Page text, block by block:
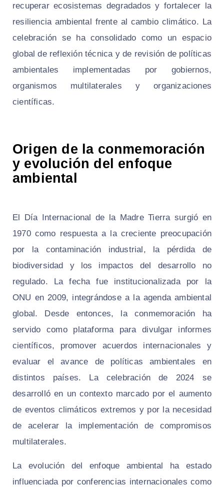
recuperar ecosistemas degradados y fortalecer la
resiliencia ambiental frente al cambio climático. La
celebración se ha consolidado como un espacio
global de reflexión técnica y de revisión de políticas
ambientales implementadas por gobiernos,
organismos multilaterales y organizaciones
científicas.
Origen de la conmemoración
y evolución del enfoque
ambiental
El Día Internacional de la Madre Tierra surgió en
1970 como respuesta a la creciente preocupación
por la contaminación industrial, la pérdida de
biodiversidad y los impactos del desarrollo no
regulado. La fecha fue institucionalizada por la
ONU en 2009, integrándose a la agenda ambiental
global. Desde entonces, la conmemoración ha
servido como plataforma para divulgar informes
científicos, promover acuerdos internacionales y
evaluar el avance de políticas ambientales en
distintos países. La celebración de 2024 se
desarrolló en un contexto marcado por el aumento
de eventos climáticos extremos y por la necesidad
de acelerar la implementación de compromisos
multilaterales.
La evolución del enfoque ambiental ha estado
influenciada por conferencias internacionales como